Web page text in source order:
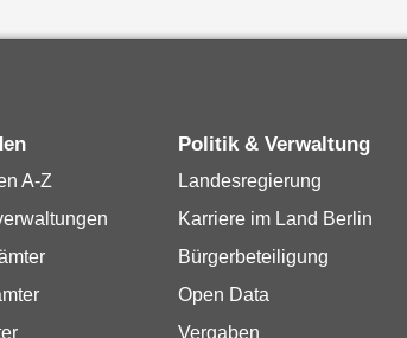
A-Z
Politik & Verwaltung
Landesregierung
Karriere im Land Berlin
Bürgerbeteiligung
Open Data
Vergaben